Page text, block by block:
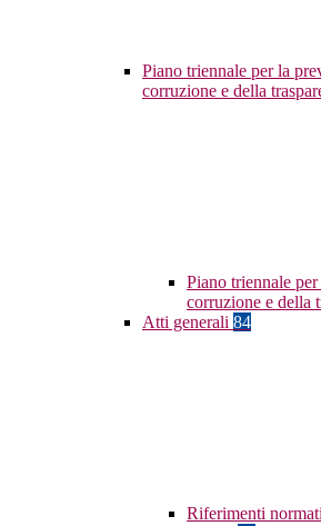
Piano triennale per la
corruzione e della
Piano triennale
corruzione e della
Atti generali 84
Riferimenti